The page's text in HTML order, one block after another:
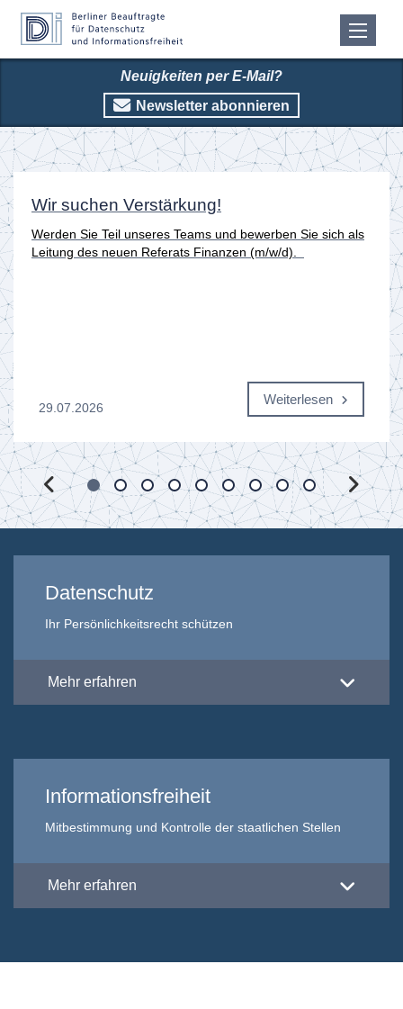
Neuigkeiten per E-Mail?
Newsletter abonnieren
Startseite
Wir suchen Verstärkung!
Werden Sie Teil unseres Teams und bewerben Sie sich als
Leitung des neuen Referats Finanzen (m/w/d).
29.07.2026
Weiterlesen
Datenschutz
Ihr Persönlichkeitsrecht schützen
Mehr erfahren
Informationsfreiheit
Mitbestimmung und Kontrolle der staatlichen Stellen
Mehr erfahren